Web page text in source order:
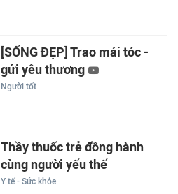
[SỐNG ĐẸP] Trao mái tóc -
gửi yêu thương
Người tốt
Thầy thuốc trẻ đồng hành
cùng người yếu thế
Y tế - Sức khỏe